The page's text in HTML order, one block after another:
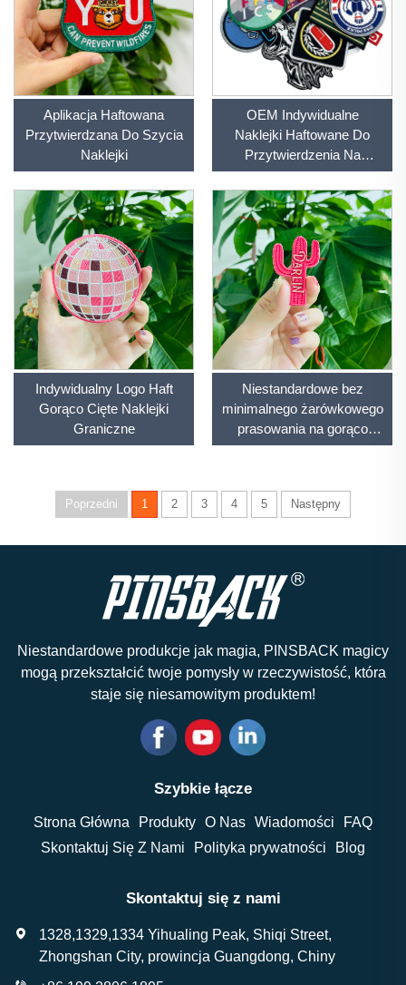
Aplikacja Haftowana
Przytwierdzana Do Szycia
Naklejki
OEM Indywidualne
Naklejki Haftowane Do
Przytwierdzenia Na
Ubraniach
Indywidualny Logo Haft
Gorąco Cięte Naklejki
Graniczne
Niestandardowe bez
minimalnego żarówkowego
prasowania na gorąco
naklejki do prasy
niewielkie naklejki do prasy
termoprzenikowej,
kapeluszy z logo,
naklejki do odzieży
Poprzedni 1 2 3 4 5 Następny
Niestandardowe produkcje jak magia, PINSBACK magicy
mogą przekształcić twoje pomysły w rzeczywistość, która
staje się niesamowitym produktem!
Szybkie łącze
Strona Główna Produkty O Nas Wiadomości
FAQ
Skontaktuj Się Z Nami
Polityka prywatności Blog
Skontaktuj się z nami
1328,1329,1334 Yihualing Peak, Shiqi Street,
Zhongshan City, prowincja Guangdong, Chiny